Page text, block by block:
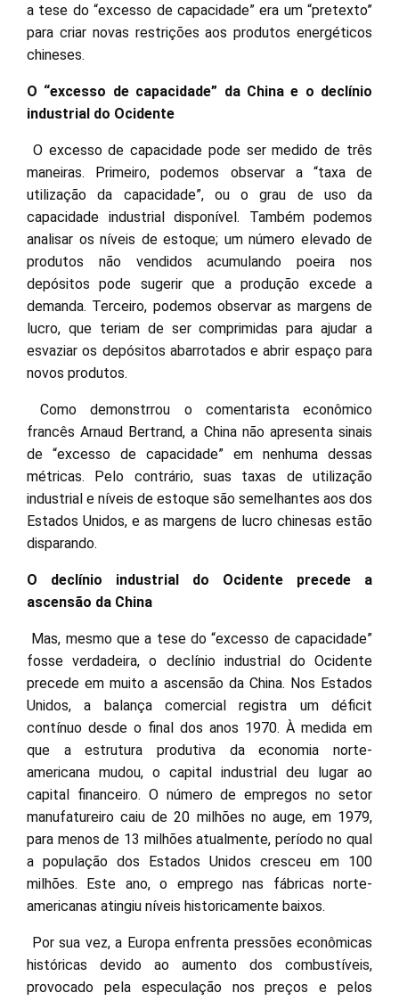
a tese do “excesso de capacidade” era um “pretexto”
para criar novas restrições aos produtos energéticos
chineses.
O “excesso de capacidade” da China e o declínio
industrial do Ocidente
O excesso de capacidade pode ser medido de três
maneiras. Primeiro, podemos observar a “taxa de
utilização da capacidade”, ou o grau de uso da
capacidade industrial disponível. Também podemos
analisar os níveis de estoque; um número elevado de
produtos não vendidos acumulando poeira nos
depósitos pode sugerir que a produção excede a
demanda. Terceiro, podemos observar as margens de
lucro, que teriam de ser comprimidas para ajudar a
esvaziar os depósitos abarrotados e abrir espaço para
novos produtos.
Como demonstrrou o comentarista econômico
francês Arnaud Bertrand, a China não apresenta sinais
de “excesso de capacidade” em nenhuma dessas
métricas. Pelo contrário, suas taxas de utilização
industrial e níveis de estoque são semelhantes aos dos
Estados Unidos, e as margens de lucro chinesas estão
disparando.
O declínio industrial do Ocidente precede a
ascensão da China
Mas, mesmo que a tese do “excesso de capacidade”
fosse verdadeira, o declínio industrial do Ocidente
precede em muito a ascensão da China. Nos Estados
Unidos, a balança comercial registra um déficit
contínuo desde o final dos anos 1970. À medida em
que a estrutura produtiva da economia norte-
americana mudou, o capital industrial deu lugar ao
capital financeiro. O número de empregos no setor
manufatureiro caiu de 20 milhões no auge, em 1979,
para menos de 13 milhões atualmente, período no qual
a população dos Estados Unidos cresceu em 100
milhões. Este ano, o emprego nas fábricas norte-
americanas atingiu níveis historicamente baixos.
Por sua vez, a Europa enfrenta pressões econômicas
históricas devido ao aumento dos combustíveis,
provocado pela especulação nos preços e pelos